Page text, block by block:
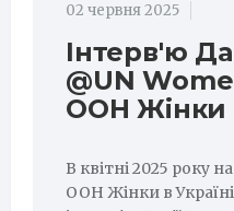
02 червня 2025
Інтерв'ю
@UN
ООН Жінки
В квітні 2025 року
ООН Жінки в